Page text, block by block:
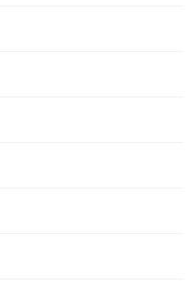
for updates on
showcasing elite